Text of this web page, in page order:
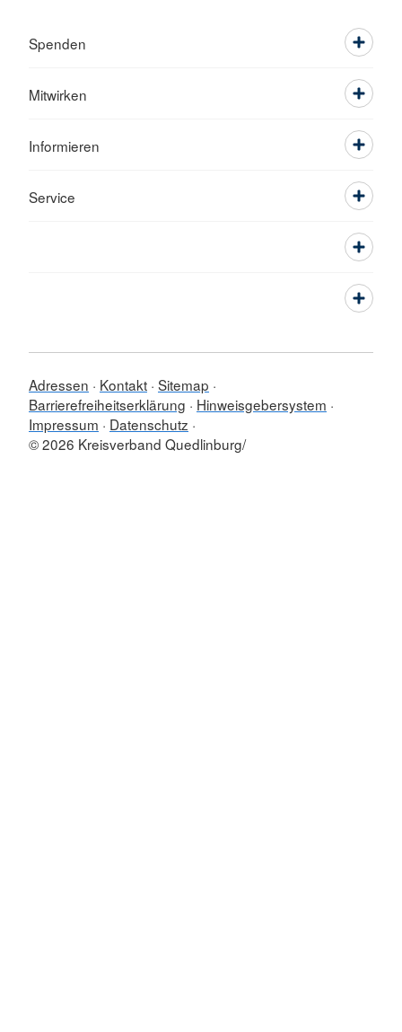
Spenden
Mitwirken
Informieren
Service
Adressen Kontakt Sitemap
Barrierefreiheitserklärung
Hinweisgebersystem
Impressum
Datenschutz
© 2026 Kreisverband Quedlinburg/